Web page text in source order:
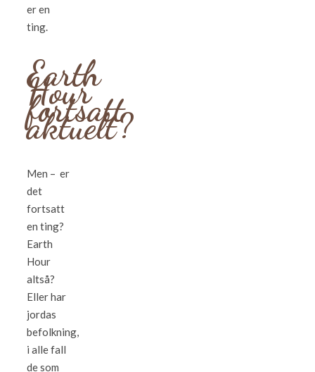
er en
ting.
Earth
Hour
fortsatt
aktuelt?
Men – er
det
fortsatt
en ting?
Earth
Hour
altså?
Eller har
jordas
befolkning,
i alle fall
de som